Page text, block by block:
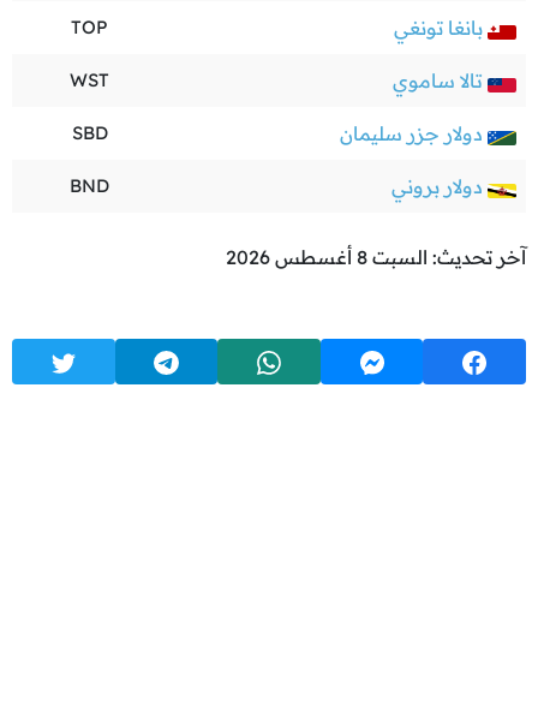
بانغا تونغي TOP
تالا ساموي WST
دولار جزر سليمان SBD
دولار بروني BND
آخر تحديث: السبت 8 أغسطس 2026